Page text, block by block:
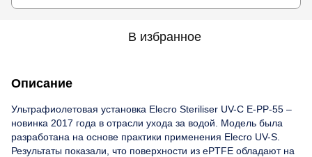
В избранное
Описание
Ультрафиолетовая установка Elecro Steriliser UV-C E-PP-55 –
новинка 2017 года в отрасли ухода за водой. Модель была
разработана на основе практики применения Elecro UV-S.
Результаты показали, что поверхности из ePTFE обладают на